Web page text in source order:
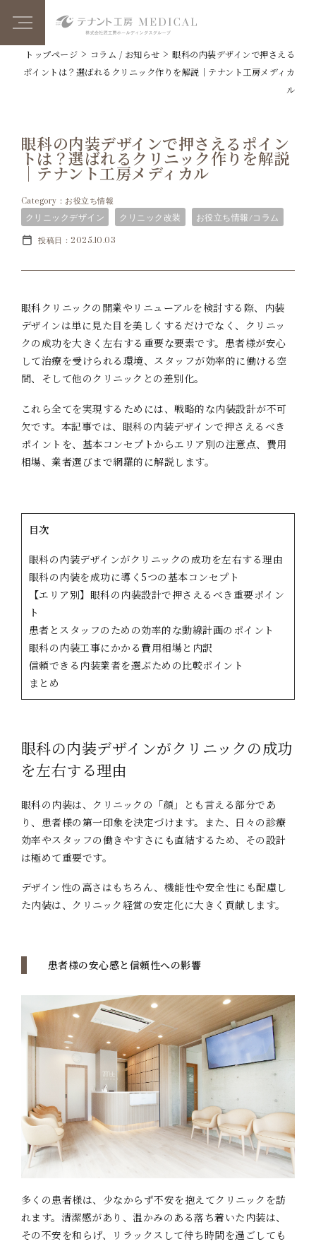
トップページ > コラム / お知らせ >眼科の内装デザインで押さえる
ポイントは？選ばれるクリニック作りを解説｜テナント工房メディカ
ル
眼科の内装デザインで押さえるポイン
トは？選ばれるクリニック作りを解説
｜テナント工房メディカル
Category：お役立ち情報
クリニックデザイン クリニック改装 お役立ち情報/コラム
投稿日：2025.10.03
眼科クリニックの開業やリニューアルを検討する際、内装
デザインは単に見た目を美しくするだけでなく、クリニッ
クの成功を大きく左右する重要な要素です。患者様が安心
して治療を受けられる環境、スタッフが効率的に働ける空
間、そして他のクリニックとの差別化。
これら全てを実現するためには、戦略的な内装設計が不可
欠です。本記事では、眼科の内装デザインで押さえるべき
ポイントを、基本コンセプトからエリア別の注意点、費用
相場、業者選びまで網羅的に解説します。
目次
眼科の内装デザインがクリニックの成功を左右する理由
眼科の内装を成功に導く5つの基本コンセプト
【エリア別】眼科の内装設計で押さえるべき重要ポイン
ト
患者とスタッフのための効率的な動線計画のポイント
眼科の内装工事にかかる費用相場と内訳
信頼できる内装業者を選ぶための比較ポイント
まとめ
眼科の内装デザインがクリニックの成功
を左右する理由
眼科の内装は、クリニックの「顔」とも言える部分であ
り、患者様の第一印象を決定づけます。また、日々の診療
効率やスタッフの働きやすさにも直結するため、その設計
は極めて重要です。
デザイン性の高さはもちろん、機能性や安全性にも配慮し
た内装は、クリニック経営の安定化に大きく貢献します。
患者様の安心感と信頼性への影響
多くの患者様は、少なからず不安を抱えてクリニックを訪
れます。清潔感があり、温かみのある落ち着いた内装は、
その不安を和らげ、リラックスして待ち時間を過ごしても